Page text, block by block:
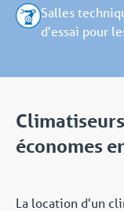
Salles
d'essai pour
économes
La location d'un